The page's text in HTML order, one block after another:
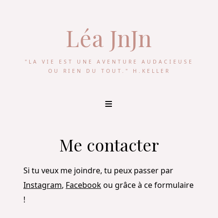
Léa JnJn
"LA VIE EST UNE AVENTURE AUDACIEUSE
OU RIEN DU TOUT." H.KELLER
Me contacter
Si tu veux me joindre, tu peux passer par
Instagram, Facebookou grâce à ce formulaire
!